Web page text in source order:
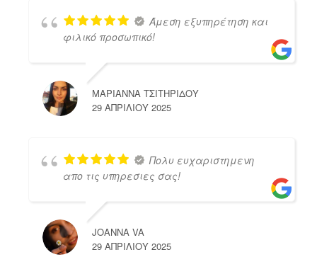
Άμεση εξυπηρέτηση και
φιλικό προσωπικό!
ΜΑΡΙΑΝΝΑ ΤΣΙΤΗΡΙΔΟΥ
29 ΑΠΡΙΛΊΟΥ 2025
Πολυ ευχαριστημενη
απο τις υπηρεσιες σας!
JOANNA VA
29 ΑΠΡΙΛΊΟΥ 2025